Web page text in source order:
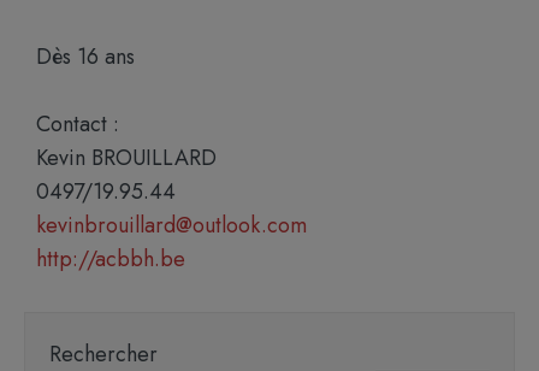
Dès 16 ans
Contact :
Kevin BROUILLARD
0497/19.95.44
kevinbrouillard@outlook.com
http://acbbh.be
Rechercher